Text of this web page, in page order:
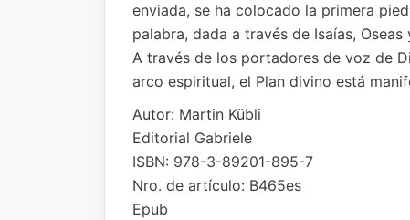
enviada, se ha colocado la primera
palabra, dada a través de Isaías,
A través de los portadores de voz de
arco espiritual, el Plan divino está
Autor: Martin Kübli
Editorial Gabriele
ISBN: 978-3-89201-895-7
Nro. de artículo: B465es
Epub